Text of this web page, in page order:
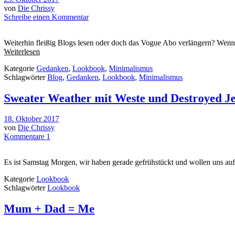
von Die Chrissy
Schreibe einen Kommentar
Weiterhin fleißig Blogs lesen oder doch das Vogue Abo verlängern?
Weiterlesen
Kategorie Gedanken, Lookbook, Minimalismus
SchlagwörterBlog, Gedanken, Lookbook, Minimalismus
Sweater Weather mit Weste und Destroyed
18. Oktober 2017
von Die Chrissy
Kommentare 1
Es ist Samstag Morgen, wir haben gerade gefrühstückt und wollen uns
Kategorie Lookbook
SchlagwörterLookbook
Mum + Dad = Me